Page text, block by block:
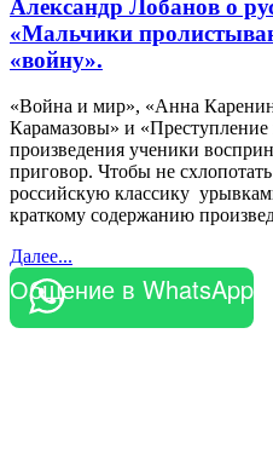
Александр Лобанов о
«Мальчики
«войну».
«Война и мир», «Анна
Карамазовы» и
произведения ученики
приговор. Чтобы не
российскую классику
краткому содержанию
Далее...
Общение в WhatsApp